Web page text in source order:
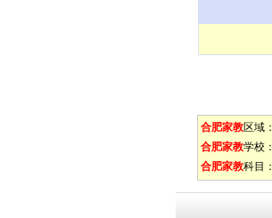
合肥家教区域：
合肥家教学校：
合肥家教科目：